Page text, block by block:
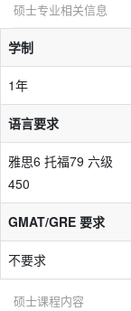
硕士专业相关信息
学制
1年
语言要求
雅思6 托福79 六级
450
GMAT/GRE 要求
不要求
硕士课程内容